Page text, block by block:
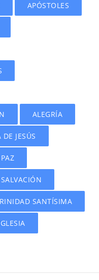
APÓSTOLES
ALEGRÍA
JESÚS
PAZ
SALVACIÓN
SANTÍSIMA